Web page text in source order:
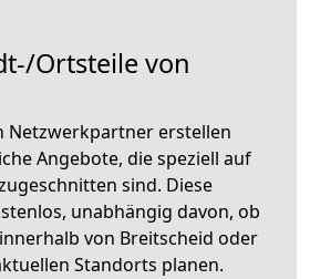
Ortsteile von
Netzwerkpartner erstellen
Angebote, die speziell auf
sind. Diese
unabhängig davon, ob
von Breitscheid oder
Standorts planen.